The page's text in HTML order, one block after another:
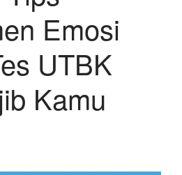
Emosi
UTBK
Kamu